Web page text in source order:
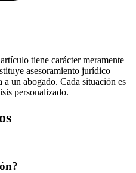
tiene carácter meramente
asesoramiento jurídico
un abogado. Cada situación es
personalizado.